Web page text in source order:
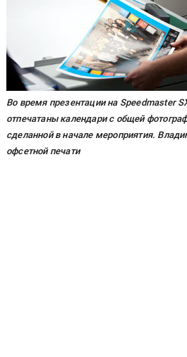
Во время презентации на Speedmaster
отпечатаны календари с общей
сделанной в начале мероприятия.
офсетной печати